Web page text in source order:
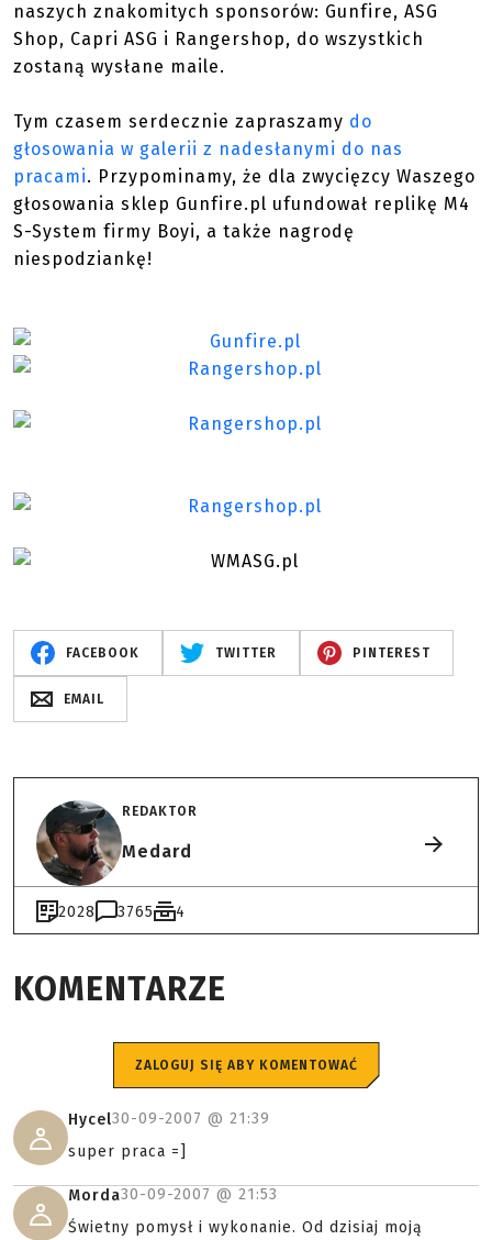
naszych znakomitych sponsorów: Gunfire, ASG
Shop, Capri ASG i Rangershop, do wszystkich
zostaną wysłane maile.
Tym czasem serdecznie zapraszamy do
głosowania w galerii z nadesłanymi do nas
pracami. Przypominamy, że dla zwycięzcy Waszego
głosowania sklep Gunfire.pl ufundował replikę M4
S-System firmy Boyi, a także nagrodę
niespodziankę!
FACEBOOK TWITTER PINTEREST
EMAIL
REDAKTOR
Medard
2028 3765 4
KOMENTARZE
ZALOGUJ SIĘ ABY KOMENTOWAĆ
Hycel30-09-2007 @ 21:39
super praca =]
Morda30-09-2007 @ 21:53
Świetny pomysł i wykonanie. Od dzisiaj moją